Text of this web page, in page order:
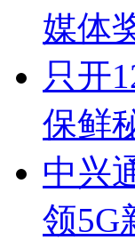
媒体
只开
保鲜
中兴
领5G